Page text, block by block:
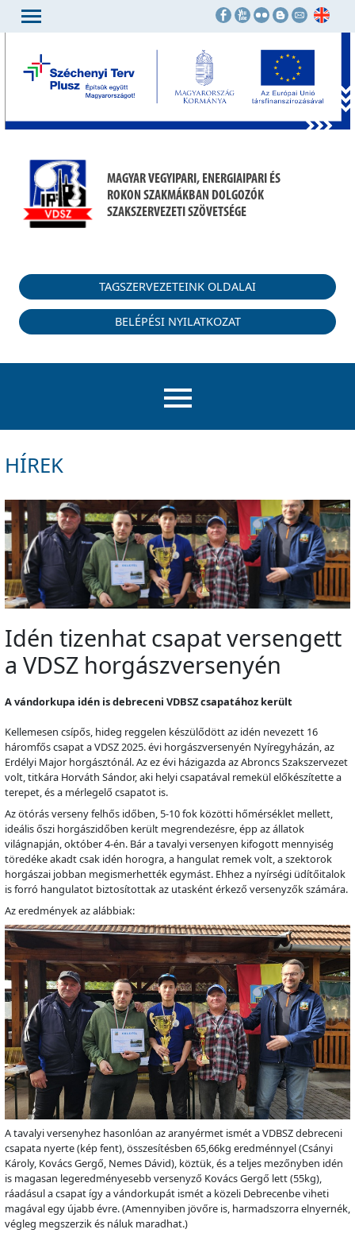
MAGYAR VEGYIPARI, ENERGIAIPARI ÉS
ROKON SZAKMÁKBAN DOLGOZÓK
SZAKSZERVEZETI SZÖVETSÉGE
TAGSZERVEZETEINK OLDALAI
BELÉPÉSI NYILATKOZAT
HÍREK
Idén tizenhat csapat versengett
a VDSZ horgászversenyén
A vándorkupa idén is debreceni VDBSZ csapatához került
Kellemesen csípős, hideg reggelen készülődött az idén nevezett 16
háromfős csapat a VDSZ 2025. évi horgászversenyén Nyíregyházán, az
Erdélyi Major horgásztónál. Az ez évi házigazda az Abroncs Szakszervezet
volt, titkára Horváth Sándor, aki helyi csapatával remekül előkészítette a
terepet, és a mérlegelő csapatot is.
Az ötórás verseny felhős időben, 5-10 fok közötti hőmérséklet mellett,
ideális őszi horgászidőben került megrendezésre, épp az állatok
világnapján, október 4-én. Bár a tavalyi versenyen kifogott mennyiség
töredéke akadt csak idén horogra, a hangulat remek volt, a szektorok
horgászai jobban megismerhették egymást. Ehhez a nyírségi üdítőitalok
is forró hangulatot biztosítottak az utasként érkező versenyzők számára.
Az eredmények az alábbiak:
A tavalyi versenyhez hasonlóan az aranyérmet ismét a VDBSZ debreceni
csapata nyerte (kép fent), összesítésben 65,66kg eredménnyel (Csányi
Károly, Kovács Gergő, Nemes Dávid), köztük, és a teljes mezőnyben idén
is magasan legeredményesebb versenyző Kovács Gergő lett (55kg),
ráadásul a csapat így a vándorkupát ismét a közeli Debrecenbe viheti
magával egy újabb évre. (Amennyiben jövőre is, harmadszorra elnyernék,
végleg megszerzik és náluk maradhat.)